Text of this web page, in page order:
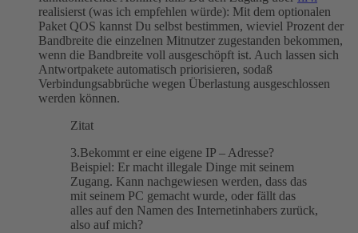
realisierst (was ich empfehlen würde): Mit dem optionalen
Paket QOS kannst Du selbst bestimmen, wieviel Prozent der
Bandbreite die einzelnen Mitnutzer zugestanden bekommen,
wenn die Bandbreite voll ausgeschöpft ist. Auch lassen sich
Antwortpakete automatisch priorisieren, sodaß
Verbindungsabbrüche wegen Überlastung ausgeschlossen
werden können.
Zitat
3.Bekommt er eine eigene IP – Adresse?
Beispiel: Er macht illegale Dinge mit seinem
Zugang. Kann nachgewiesen werden, dass das
mit seinem PC gemacht wurde, oder fällt das
alles auf den Namen des Internetinhabers zurück,
also auf mich?